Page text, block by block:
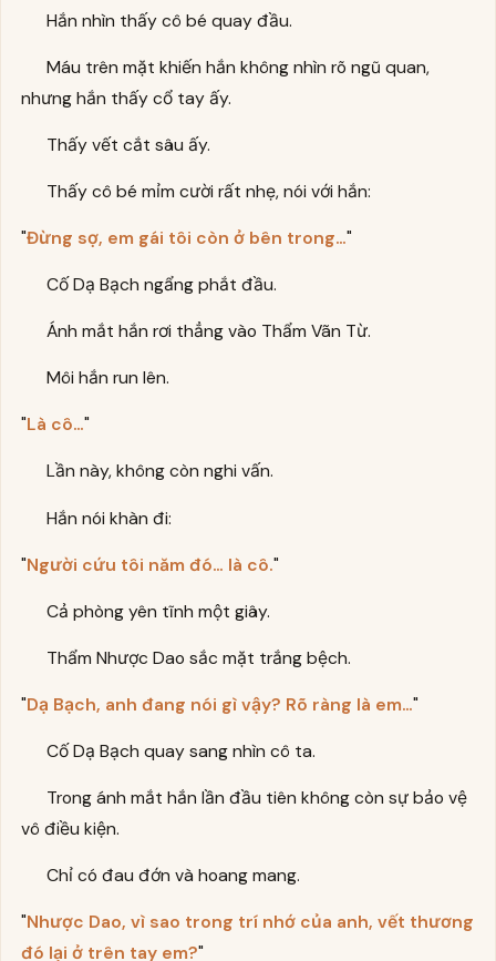
Hắn nhìn thấy cô bé quay đầu.
Máu trên mặt khiến hắn không nhìn rõ ngũ quan,
nhưng hắn thấy cổ tay ấy.
Thấy vết cắt sâu ấy.
Thấy cô bé mỉm cười rất nhẹ, nói với hắn:
"Đừng sợ, em gái tôi còn ở bên trong…"
Cố Dạ Bạch ngẩng phắt đầu.
Ánh mắt hắn rơi thẳng vào Thẩm Vãn Từ.
Môi hắn run lên.
"Là cô…"
Lần này, không còn nghi vấn.
Hắn nói khàn đi:
"Người cứu tôi năm đó… là cô."
Cả phòng yên tĩnh một giây.
Thẩm Nhược Dao sắc mặt trắng bệch.
"Dạ Bạch, anh đang nói gì vậy? Rõ ràng là em…"
Cố Dạ Bạch quay sang nhìn cô ta.
Trong ánh mắt hắn lần đầu tiên không còn sự bảo vệ
vô điều kiện.
Chỉ có đau đớn và hoang mang.
"Nhược Dao, vì sao trong trí nhớ của anh, vết thương
đó lại ở trên tay em?"